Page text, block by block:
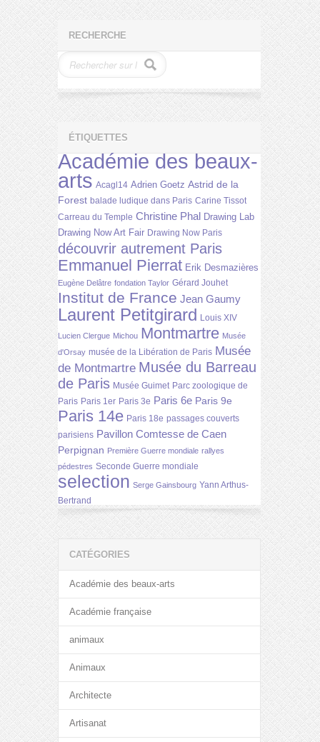
RECHERCHE
ÉTIQUETTES
Académie des beaux-
arts Acagl14 Adrien Goetz Astrid de la
Forest balade ludique dans Paris Carine Tissot
Carreau du Temple Christine Phal Drawing Lab
Drawing Now Art Fair Drawing Now Paris
découvrir autrement Paris
Emmanuel Pierrat Erik Desmazières
Eugène Delâtre fondation Taylor Gérard Jouhet
Institut de France Jean Gaumy
Laurent Petitgirard Louis XIV
Lucien Clergue Michou Montmartre Musée
d'Orsay musée de la Libération de Paris Musée
de Montmartre Musée du Barreau
de Paris Musée Guimet Parc zoologique de
Paris Paris 1er Paris 3e Paris 6e Paris 9e
Paris 14e Paris 18e passages couverts
parisiens Pavillon Comtesse de Caen
Perpignan Première Guerre mondiale rallyes
pédestres Seconde Guerre mondiale
selection Serge Gainsbourg Yann Arthus-
Bertrand
CATÉGORIES
Académie des beaux-arts
Académie française
animaux
Animaux
Architecte
Artisanat